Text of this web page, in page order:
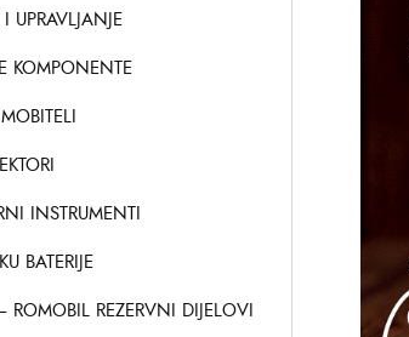
UPRAVLJANJE
KOMPONENTE
INSTRUMENTI
BATERIJE
ROMOBIL REZERVNI DIJELOVI